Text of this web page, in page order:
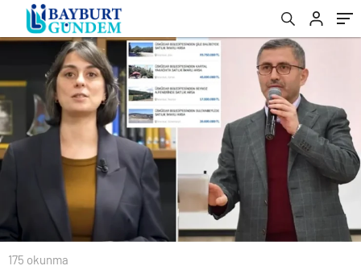
175 okunma
korkunç